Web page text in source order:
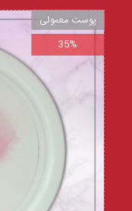
پوست معمولی
35%